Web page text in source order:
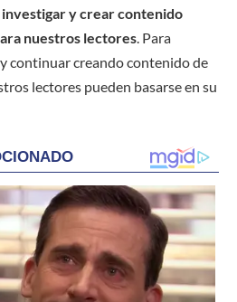
y crear contenido
nuestros lectores. Para
continuar creando contenido de
lectores pueden basarse en su